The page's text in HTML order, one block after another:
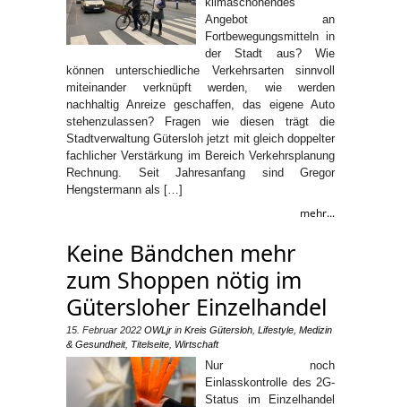
Angebot an
Fortbewegungsmitteln in
der Stadt aus? Wie
können unterschiedliche Verkehrsarten sinnvoll
miteinander verknüpft werden, wie werden
nachhaltig Anreize geschaffen, das eigene Auto
stehenzulassen? Fragen wie diesen trägt die
Stadtverwaltung Gütersloh jetzt mit gleich doppelter
fachlicher Verstärkung im Bereich Verkehrsplanung
Rechnung. Seit Jahresanfang sind Gregor
Hengstermann als […]
mehr...
Keine Bändchen mehr
zum Shoppen nötig im
Gütersloher Einzelhandel
15. Februar 2022 OWLjr in Kreis Gütersloh Lifestyle Medizin
& Gesundheit, Titelseite Wirtschaft
Nur noch
Einlasskontrolle des 2G-
Status im Einzelhandel